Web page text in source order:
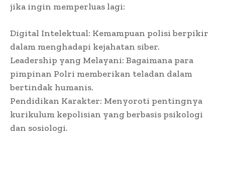
jika ingin memperluas lagi:
Digital Intelektual: Kemampuan polisi berpikir
dalam menghadapi kejahatan siber.
Leadership yang Melayani: Bagaimana para
pimpinan Polri memberikan teladan dalam
bertindak humanis.
Pendidikan Karakter: Menyoroti pentingnya
kurikulum kepolisian yang berbasis psikologi
dan sosiologi.